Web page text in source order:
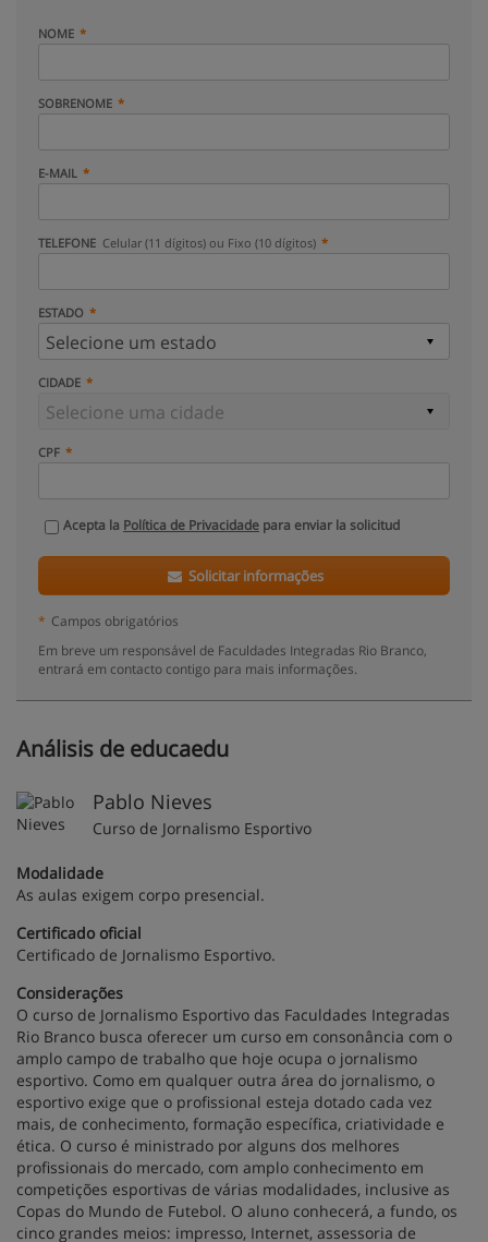
NOME
SOBRENOME
E-MAIL
TELEFONE Celular (11 dígitos) ou Fixo (10 dígitos)
ESTADO
CIDADE
CPF
Acepta la Política de Privacidade para enviar la solicitud
Solicitar informações
* Campos obrigatórios
Em breve um responsável de Faculdades Integradas Rio Branco,
entrará em contacto contigo para mais informações.
Análisis de educaedu
Pablo Nieves
Curso de Jornalismo Esportivo
Modalidade
As aulas exigem corpo presencial.
Certificado oficial
Certificado de Jornalismo Esportivo.
Considerações
O curso de Jornalismo Esportivo das Faculdades Integradas
Rio Branco busca oferecer um curso em consonância com o
amplo campo de trabalho que hoje ocupa o jornalismo
esportivo. Como em qualquer outra área do jornalismo, o
esportivo exige que o profissional esteja dotado cada vez
mais, de conhecimento, formação específica, criatividade e
ética. O curso é ministrado por alguns dos melhores
profissionais do mercado, com amplo conhecimento em
competições esportivas de várias modalidades, inclusive as
Copas do Mundo de Futebol. O aluno conhecerá, a fundo, os
cinco grandes meios: impresso, Internet, assessoria de